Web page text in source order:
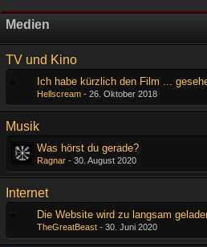
Medien
TV und Kino
Ich habe kürzlich den Film ...
Hellscream - 26. Oktober 2018
Musik
Was hörst du gerade?
Ragnar - 30. August 2020
Internet
Die Website wird zu langsam
TheGreatBeast - 30. Juni 2020